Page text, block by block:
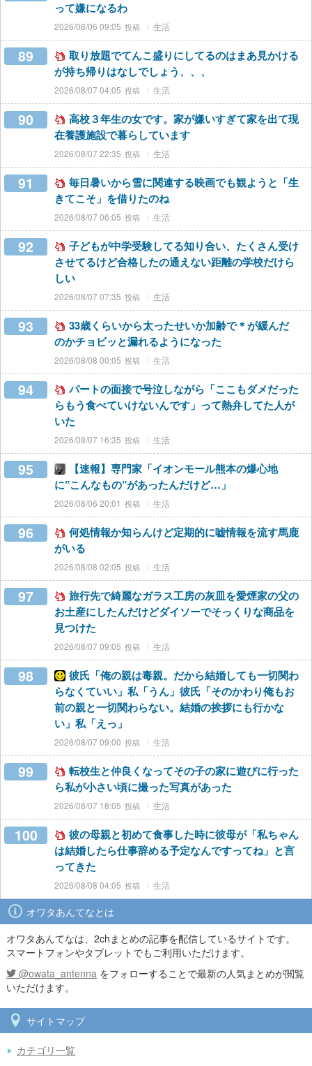
って嫌になるわ
2026/08/06 09:05 生活
89
取り放題でてんこ盛りにしてるのはまあ見かける
が持ち帰りはなしでしょう、、、
2026/08/07 04:05 生活
90
高校３年生の女です。家が嫌いすぎて家を出て現
在養護施設で暮らしています
2026/08/07 22:35 生活
91
毎日暑いから雪に関連する映画でも観ようと「生
きてこそ」を借りたのね
2026/08/07 06:05 生活
92
子どもが中学受験してる知り合い、たくさん受け
させてるけど合格したの通えない距離の学校だけら
しい
2026/08/07 07:35 生活
93
33歳くらいから太ったせいか加齢で＊が緩んだ
のかチョビッと漏れるようになった
2026/08/08 00:05 生活
94
パートの面接で号泣しながら「ここもダメだった
らもう食べていけないんです」って熱弁してた人が
いた
2026/08/07 16:35 生活
95
【速報】専門家「イオンモール熊本の爆心地
に”こんなもの”があったんだけど…」
2026/08/06 20:01 生活
96
何処情報か知らんけど定期的に嘘情報を流す馬鹿
がいる
2026/08/08 02:05 生活
97
旅行先で綺麗なガラス工房の灰皿を愛煙家の父の
お土産にしたんだけどダイソーでそっくりな商品を
見つけた
2026/08/07 09:05 生活
98
彼氏「俺の親は毒親。だから結婚しても一切関わ
らなくていい」私「うん」彼氏「そのかわり俺もお
前の親と一切関わらない。結婚の挨拶にも行かな
い」私「えっ」
2026/08/07 09:00 生活
99
転校生と仲良くなってその子の家に遊びに行った
ら私が小さい頃に撮った写真があった
2026/08/07 18:05 生活
100
彼の母親と初めて食事した時に彼母が「私ちゃん
は結婚したら仕事辞める予定なんですってね」と言
ってきた
2026/08/08 04:05 生活
オワタあんてなとは
オワタあんてなは、2chまとめの記事を配信しているサイトです。
スマートフォンやタブレットでもご利用いただけます。
@owata_antenna をフォローすることで最新の人気まとめが閲覧
いただけます。
サイトマップ
カテゴリ一覧